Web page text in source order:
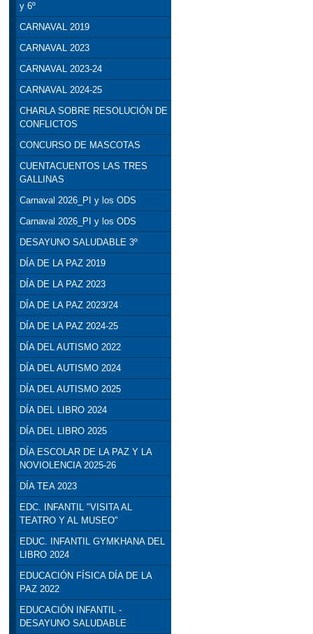
y 6º
CARNAVAL 2019
CARNAVAL 2023
CARNAVAL 2023-24
CARNAVAL 2024-25
CHARLA SOBRE RESOLUCIÓN DE
CONFLICTOS
CONCURSO DE MASCOTAS
CUENTACUENTOS LAS TRES
GALLINAS
Carnaval 2026_PI y los ODS
Carnaval 2026_PI y los ODS
DESAYUNO SALUDABLE 3º
DÍA DE LA PAZ 2019
DÍA DE LA PAZ 2023
DÍA DE LA PAZ 2023/24
DÍA DE LA PAZ 2024-25
DÍA DEL AUTISMO 2022
DÍA DEL AUTISMO 2024
DÍA DEL AUTISMO 2025
DÍA DEL LIBRO 2024
DÍA DEL LIBRO 2025
DÍA ESCOLAR DE LA PAZ Y LA
NOVIOLENCIA 2025-26
DÍA TEA 2023
EDC. INFANTIL "VISITA AL
TEATRO Y AL MUSEO"
EDUC. INFANTIL GYMKHANA DEL
LIBRO 2024
EDUCACIÓN FÍSICA DÍA DE LA
PAZ 2022
EDUCACIÓN INFANTIL -
DESAYUNO SALUDABLE